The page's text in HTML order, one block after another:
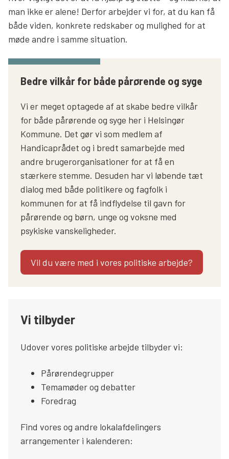
Søg
man ikke er alene! Derfor arbejder vi for, at du kan få
både viden, konkrete redskaber og mulighed for at
møde andre i samme situation.
Bedre vilkår for både pårørende og syge
Vi er meget optagede af at skabe bedre vilkår
for både pårørende og syge her i Helsingør
Kommune. Det gør vi som medlem af
Handicaprådet og i bredt samarbejde med
andre brugerorganisationer for at få en
stærkere stemme. Desuden har vi løbende tæt
dialog med både politikere og fagfolk i
kommunen for at få indflydelse til gavn for
pårørende og børn, unge og voksne med
psykiske vanskeligheder.
Vil du være med i vores politiske arbejde?
Vi tilbyder
Udover vores politiske arbejde tilbyder vi:
Pårørendegrupper
Temamøder og debatter
Foredrag
Find vores og andre lokalafdelingers
arrangementer i kalenderen: